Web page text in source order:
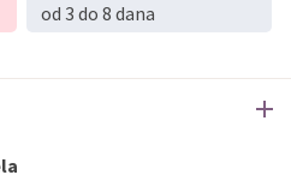
od 3 do 8 dana